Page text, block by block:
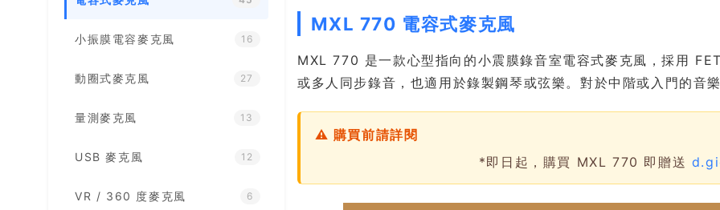
小振膜電容麥克風 16
動圈式麥克風 27
量測麥克風 13
USB 麥克風 12
VR / 360 度麥克風 6
MXL 770 電容式麥克風
MXL 770 是一款心型指向的小震膜錄音室電容式麥克風，採用
或多人同步錄音，也適用於錄製鋼琴或弦樂。對於中階或入門的音
⚠ 購買前請詳閱
*即日起，購買 MXL 770 即贈送